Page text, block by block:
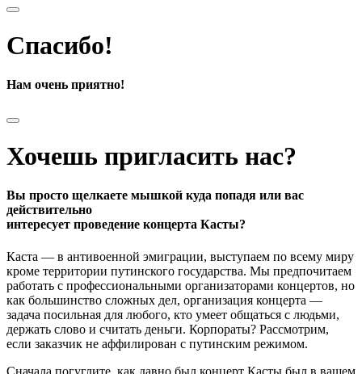
Спасибо!
Нам очень приятно!
Хочешь пригласить нас?
Вы просто щелкаете мышкой куда попадя или вас
действительно
интересует проведение концерта Касты?
Каста — в антивоенной эмиграции, выступаем по всему миру
кроме территории путинского государства. Мы предпочитаем
работать с профессиональными организаторами концертов, но
как большинство сложных дел, организация концерта —
задача посильная для любого, кто умеет общаться с людьми,
держать слово и считать деньги. Корпораты? Рассмотрим,
если заказчик не аффилирован с путинским режимом.
Сначала погуглите, как давно был концерт Касты был в вашем